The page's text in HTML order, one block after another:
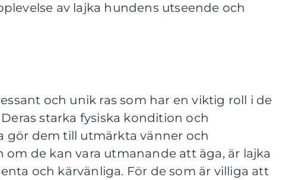
av lajka hundens utseende och
och unik ras som har en viktig roll i de
starka fysiska kondition och
gör dem till utmärkta vänner och
om de kan vara utmanande att äga, är lajka
och kärvänliga. För de som är villiga att